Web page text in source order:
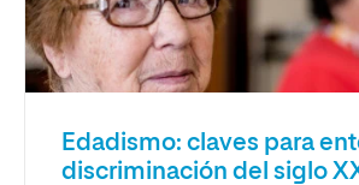
Edadismo: claves para
discriminación del siglo